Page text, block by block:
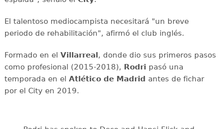
El talentoso mediocampista necesitará "un breve
periodo de rehabilitación", afirmó el club inglés.
Formado en el Villarreal, donde dio sus primeros pasos
como profesional (2015-2018), Rodri pasó una
temporada en el Atlético de Madrid antes de fichar
por el City en 2019.